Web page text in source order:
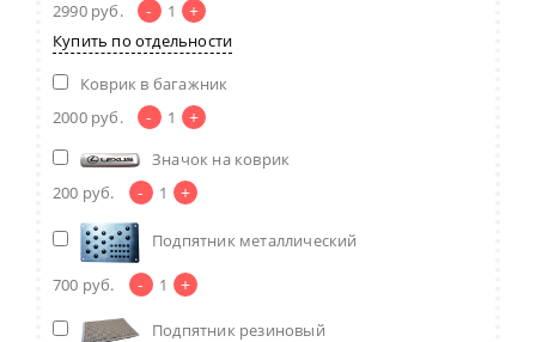
2990 руб. - 1 +
Купить по отдельности
Коврик в багажник
2000 руб. - 1 +
Значок на коврик
200 руб. - 1 +
Подпятник металлический
700 руб. - 1 +
Подпятник резиновый